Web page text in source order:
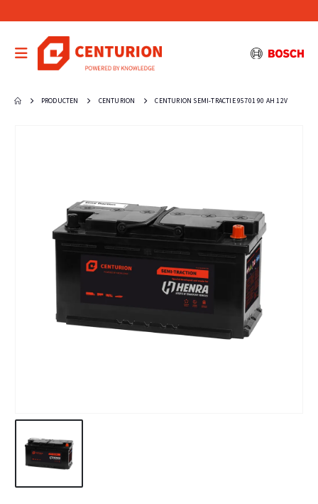
PRODUCTEN CENTURION CENTURION SEMI-TRACTIE 95701 90 AH 12V